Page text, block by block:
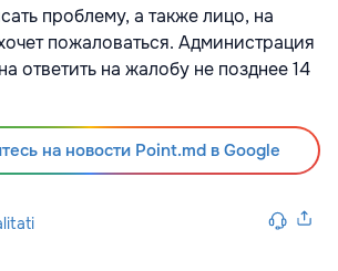
проблему, а также лицо, на
пожаловаться. Администрация
ответить на жалобу не позднее 14
на новости Point.md в Google